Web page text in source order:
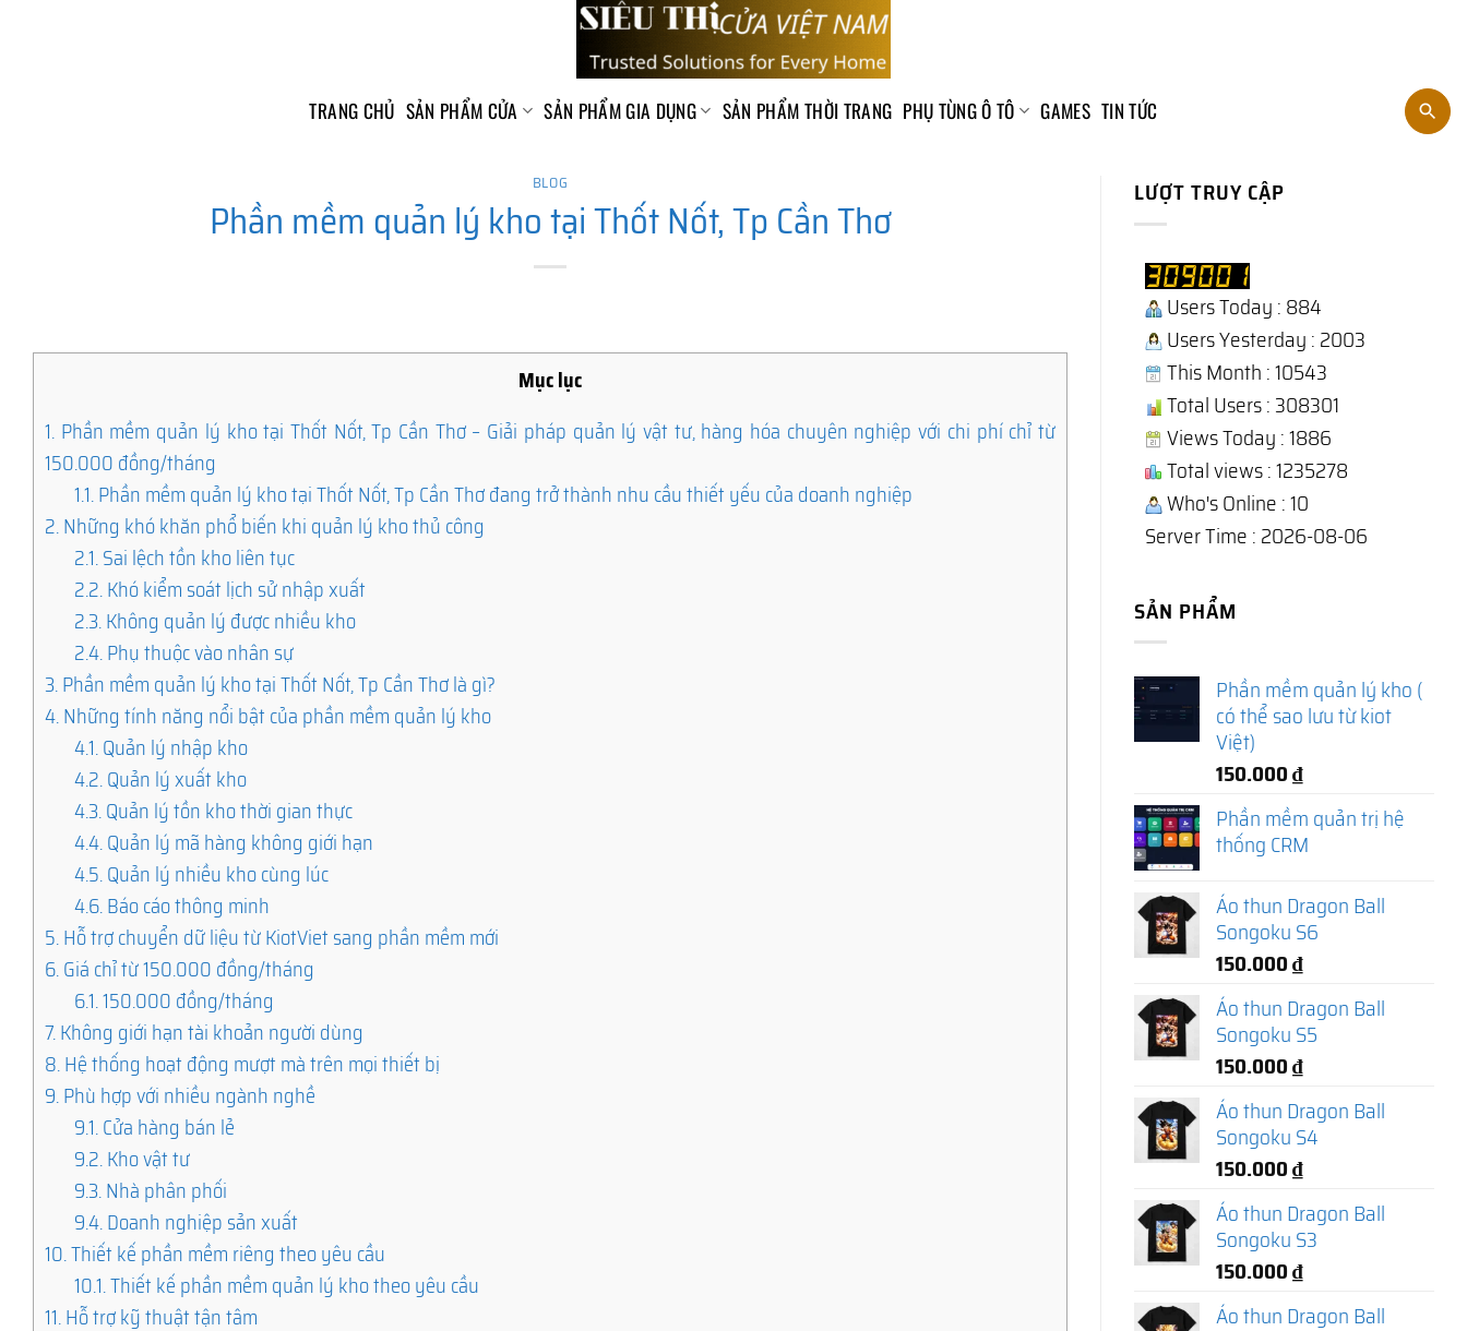
TRANG CHỦ SẢN PHẨM CỬA SẢN PHẨM GIA DỤNG SẢN PHẨM THỜI TRANG PHỤ TÙNG Ô TÔ GAMES TIN TỨC
BLOG
Phần mềm quản lý kho tại Thốt Nốt, Tp Cần Thơ
Mục lục
1. Phần mềm quản lý kho tại Thốt Nốt, Tp Cần Thơ – Giải pháp quản lý vật tư, hàng hóa chuyên nghiệp với chi phí chỉ từ
150.000 đồng/tháng
1.1.Phần mềm quản lý kho tại Thốt Nốt, Tp Cần Thơ đang trở thành nhu cầu thiết yếu của doanh nghiệp
2.Những khó khăn phổ biến khi quản lý kho thủ công
2.1.Sai lệch tồn kho liên tục
2.2.Khó kiểm soát lịch sử nhập xuất
2.3.Không quản lý được nhiều kho
2.4.Phụ thuộc vào nhân sự
3.Phần mềm quản lý kho tại Thốt Nốt, Tp Cần Thơ là gì?
4.Những tính năng nổi bật của phần mềm quản lý kho
4.1.Quản lý nhập kho
4.2.Quản lý xuất kho
4.3.Quản lý tồn kho thời gian thực
4.4.Quản lý mã hàng không giới hạn
4.5.Quản lý nhiều kho cùng lúc
4.6.Báo cáo thông minh
5.Hỗ trợ chuyển dữ liệu từ KiotViet sang phần mềm mới
6.Giá chỉ từ 150.000 đồng/tháng
6.1.150.000 đồng/tháng
7.Không giới hạn tài khoản người dùng
8.Hệ thống hoạt động mượt mà trên mọi thiết bị
9.Phù hợp với nhiều ngành nghề
9.1.Cửa hàng bán lẻ
9.2.Kho vật tư
9.3.Nhà phân phối
9.4.Doanh nghiệp sản xuất
10.Thiết kế phần mềm riêng theo yêu cầu
10.1.Thiết kế phần mềm quản lý kho theo yêu cầu
11.Hỗ trợ kỹ thuật tận tâm
LƯỢT TRUY CẬP
Users Today : 884
Users Yesterday : 2003
This Month : 10543
Total Users : 308301
Views Today : 1886
Total views : 1235278
Who's Online : 10
Server Time : 2026-08-06
SẢN PHẨM
Phần mềm quản lý kho (
có thể sao lưu từ kiot
Việt)
150.000₫
Phần mềm quản trị hệ
thống CRM
Áo thun Dragon Ball
Songoku S6
150.000₫
Áo thun Dragon Ball
Songoku S5
150.000₫
Áo thun Dragon Ball
Songoku S4
150.000₫
Áo thun Dragon Ball
Songoku S3
150.000₫
Áo thun Dragon Ball